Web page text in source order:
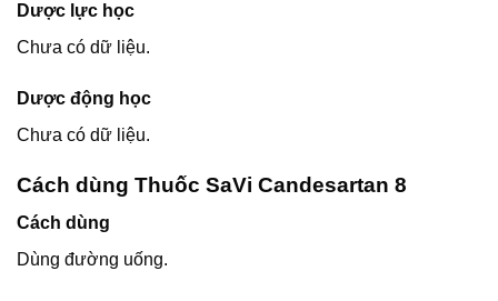
Dược lực học
Chưa có dữ liệu.
Dược động học
Chưa có dữ liệu.
Cách dùng Thuốc SaVi Candesartan 8
Cách dùng
Dùng đường uống.